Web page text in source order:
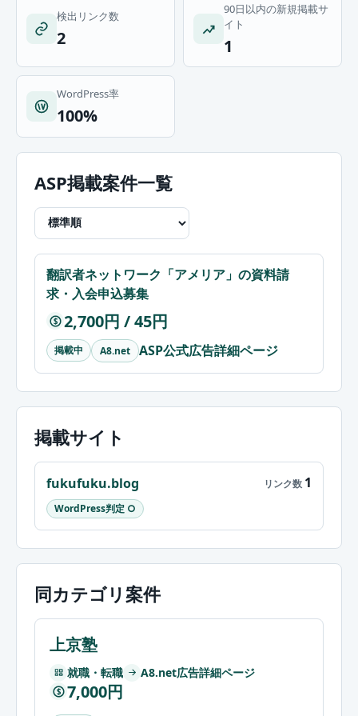
検出リンク数
2
90日以内の新規掲載サ
イト
1
WordPress率
100%
ASP掲載案件一覧
翻訳者ネットワーク「アメリア」の資料請
求・入会申込募集
$ 2,700円 / 45円
掲載中 A8.net ASP公式広告詳細ページ
掲載サイト
fukufuku.blog
WordPress判定 ○
1
同カテゴリ案件
上京塾
就職・転職 A8.net広告詳細ページ
$ 7,000円